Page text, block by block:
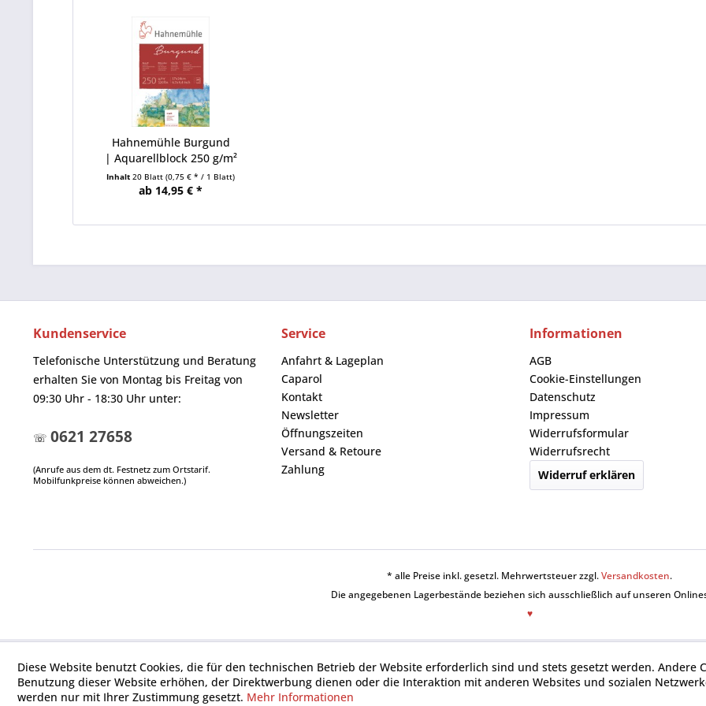
Hahnemühle Burgund
| Aquarellblock 250 g/m²
Inhalt20 Blatt(0,75 € * / 1 Blatt)
ab 14,95 € *
Kundenservice
Telefonische Unterstützung und Beratung
erhalten Sie von Montag bis Freitag von
09:30 Uhr - 18:30 Uhr unter:
☏ 0621 27658
(Anrufe aus dem dt. Festnetz zum Ortstarif.
Mobilfunkpreise können abweichen.)
Service
Anfahrt & Lageplan
Caparol
Kontakt
Newsletter
Öffnungszeiten
Versand & Retoure
Zahlung
Informationen
AGB
Cookie-Einstellungen
Datenschutz
Impressum
Widerrufsformular
Widerrufsrecht
Widerruf erklären
* alle Preise inkl. gesetzl. Mehrwertsteuer zzgl.Versandkosten.
Die angegebenen Lagerbestände beziehen sich ausschließlich auf unseren
♥
Diese Website benutzt Cookies, die für den technischen Betrieb der Website erforderlich sind und stets gesetzt werden. Andere
Benutzung dieser Website erhöhen, der Direktwerbung dienen oder die Interaktion mit anderen Websites und sozialen
werden nur mit Ihrer Zustimmung gesetzt. Mehr Informationen